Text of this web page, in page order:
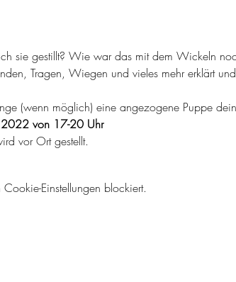
sie gestillt? Wie war das mit dem Wickeln
Tragen, Wiegen und vieles mehr erklärt
(wenn möglich) eine angezogene Puppe
von 17-20 Uhr
vor Ort gestellt.
Einstellungen blockiert.